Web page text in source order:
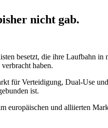
nicht gab.
besetzt, die ihre Laufbahn
haben.
für Verteidigung, Dual-Use
ist.
europäischen und alliierten